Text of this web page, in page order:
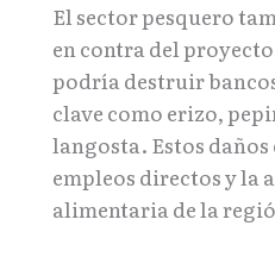
El sector pesquero
en contra del
podría destruir
clave como erizo,
langosta. Estos
empleos directos y la
alimentaria de la